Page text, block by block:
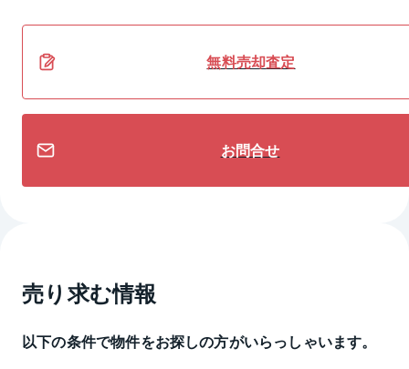
無料売却査定
お問合せ
売り求む情報
以下の条件で物件をお探しの方がいらっしゃいます。